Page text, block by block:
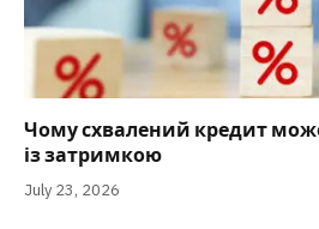
Чому схвалений кредит
із затримкою
July 23, 2026